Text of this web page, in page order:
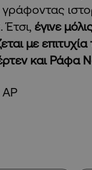
έγινε
με επιτυχία
και Ράφα